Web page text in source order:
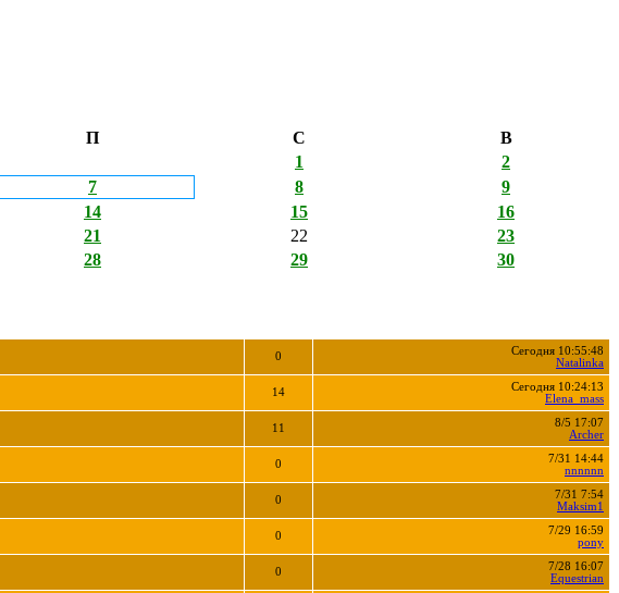
П С
В
1
2
7 8
9
14 15
16
21 22
23
28 29
30
0
Сегодня 10:55:48
Natalinka
14
Сегодня 10:24:13
Elena_mass
11
8/5 17:07
Archer
0
7/31 14:44
nnnnnn
0
7/31 7:54
Maksim1
0
7/29 16:59
pony
0
7/28 16:07
Equestrian